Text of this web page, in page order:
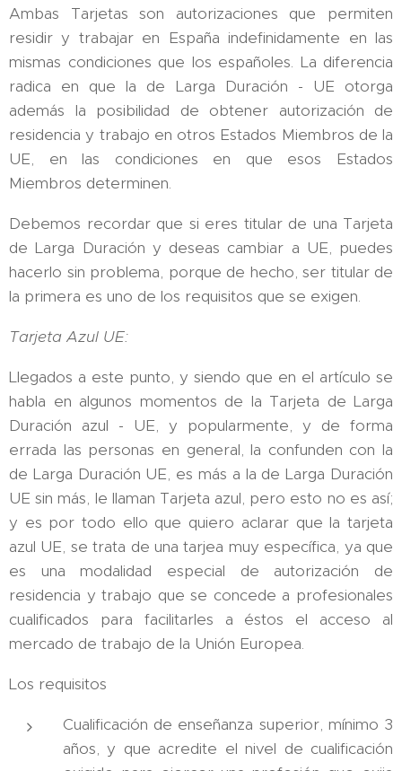
Ambas Tarjetas son autorizaciones que permiten
residir y trabajar en España indefinidamente en las
mismas condiciones que los españoles. La diferencia
radica en que la de Larga Duración - UE otorga
además la posibilidad de obtener autorización de
residencia y trabajo en otros Estados Miembros de la
UE, en las condiciones en que esos Estados
Miembros determinen.
Debemos recordar que si eres titular de una Tarjeta
de Larga Duración y deseas cambiar a UE, puedes
hacerlo sin problema, porque de hecho, ser titular de
la primera es uno de los requisitos que se exigen.
Tarjeta Azul UE:
Llegados a este punto, y siendo que en el artículo se
habla en algunos momentos de la Tarjeta de Larga
Duración azul - UE, y popularmente, y de forma
errada las personas en general, la confunden con la
de Larga Duración UE, es más a la de Larga Duración
UE sin más, le llaman Tarjeta azul, pero esto no es así;
y es por todo ello que quiero aclarar que la tarjeta
azul UE, se trata de una tarjea muy específica, ya que
es una modalidad especial de autorización de
residencia y trabajo que se concede a profesionales
cualificados para facilitarles a éstos el acceso al
mercado de trabajo de la Unión Europea.
Los requisitos
Cualificación de enseñanza superior, mínimo 3
años, y que acredite el nivel de cualificación